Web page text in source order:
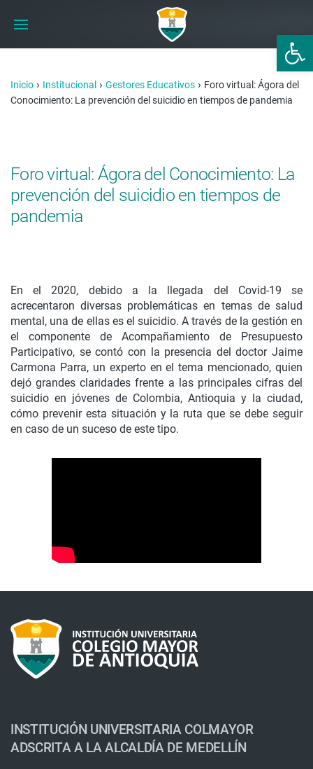
Abrir
Inicio › Institucional › Gestores Educativos › Foro virtual: Ágora del
Conocimiento: La prevención del suicidio en tiempos de pandemia
Foro virtual: Ágora del Conocimiento: La
prevención del suicidio en tiempos de
pandemia
En el 2020, debido a la llegada del Covid-19 se
acrecentaron diversas problemáticas en temas de salud
mental, una de ellas es el suicidio. A través de la gestión en
el componente de Acompañamiento de Presupuesto
Participativo, se contó con la presencia del doctor Jaime
Carmona Parra, un experto en el tema mencionado, quien
dejó grandes claridades frente a las principales cifras del
suicidio en jóvenes de Colombia, Antioquia y la ciudad,
cómo prevenir esta situación y la ruta que se debe seguir
en caso de un suceso de este tipo.
INSTITUCIÓN UNIVERSITARIA COLMAYOR
ADSCRITA A LA ALCALDÍA DE MEDELLÍN